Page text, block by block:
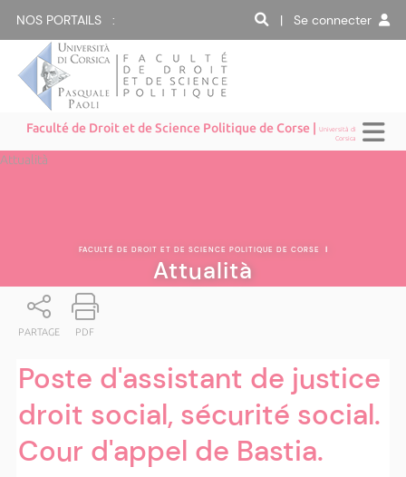
NOS PORTAILS : | Se connecter
Faculté de Droit et de Science Politique de Corse |Università di
Corsica
Attualità
FACULTÉ DE DROIT ET DE SCIENCE POLITIQUE DE CORSE |
Attualità
PARTAGE PDF
Poste d'assistant de justice
droit social, sécurité social.
Cour d'appel de Bastia.